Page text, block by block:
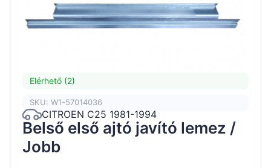
Elérhető (2)
SKU: W1-57014036
CITROEN C25 1981-1994
Belső első ajtó javító lemez /
Jobb